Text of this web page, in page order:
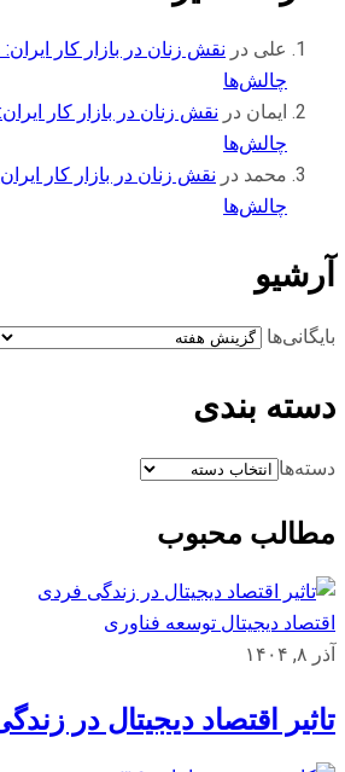
علی در نقش زنان در بازار کار
چالش‌ها
ایمان در نقش زنان در بازار کار
چالش‌ها
محمد در نقش زنان در بازار کار
چالش‌ها
آرشیو
بایگانی‌ها
دسته بندی
دسته‌ها
مطالب محبوب
اقتصاد دیجیتال توسعه فناوری
آذر ۸, ۱۴۰۴
تاثیر اقتصاد دیجیتال در